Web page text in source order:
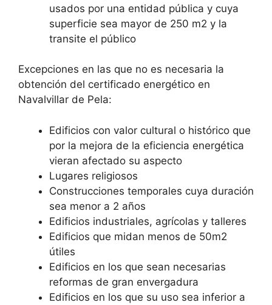
usados por una entidad pública y cuya
superficie sea mayor de 250 m2 y la
transite el público
Excepciones en las que no es necesaria la
obtención del certificado energético en
Navalvillar de Pela:
Edificios con valor cultural o histórico que
por la mejora de la eficiencia energética
vieran afectado su aspecto
Lugares religiosos
Construcciones temporales cuya duración
sea menor a 2 años
Edificios industriales, agrícolas y talleres
Edificios que midan menos de 50m2
útiles
Edificios en los que sean necesarias
reformas de gran envergadura
Edificios en los que su uso sea inferior a